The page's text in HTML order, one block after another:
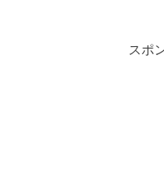
スポ